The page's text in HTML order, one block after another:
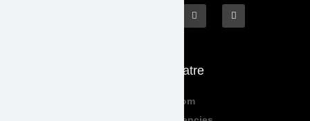
El Teatre
Qui Som